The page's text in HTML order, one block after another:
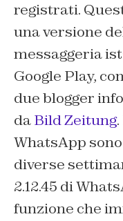
registrati.
una versione
messaggeria
Google Play,
due blogger
daBild Zeitung
WhatsApp
diverse
2.12.45 di
funzione che